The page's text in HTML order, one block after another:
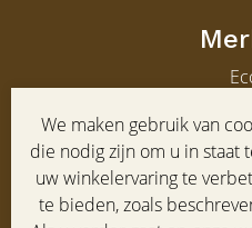
We maken gebruik van
die nodig zijn om u in staat
uw winkelervaring te
te bieden, zoals